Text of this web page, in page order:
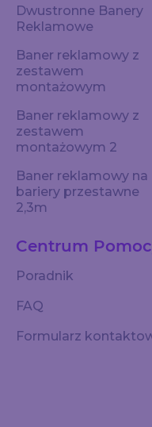
Dwustronne Banery
Reklamowe
Baner reklamowy z
zestawem
montażowym
Baner reklamowy z
zestawem
montażowym 2
Baner reklamowy na
bariery przestawne
2,3m
Centrum
Poradnik
FAQ
Formularz